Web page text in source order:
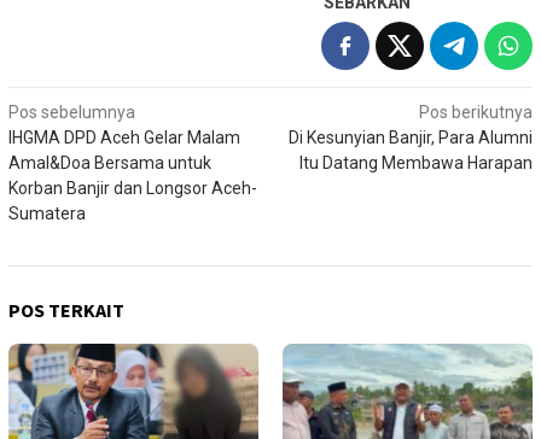
Navigasi
pos
Pos sebelumnya
IHGMA DPD Aceh Gelar Malam
Amal&Doa Bersama untuk
Korban Banjir dan Longsor Aceh-
Sumatera
Pos berikutnya
Di Kesunyian Banjir, Para Alumni
Itu Datang Membawa Harapan
POS TERKAIT